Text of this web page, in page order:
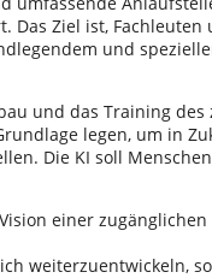
Das Ziel ist, Fachleuten
und
und das Training des
legen, um in
Die KI soll
einer
weiterzuentwickeln,